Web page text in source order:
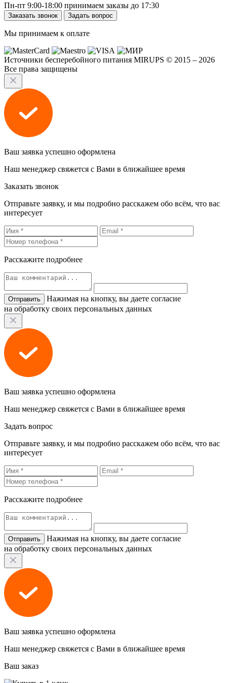
Пн-пт 9:00-18:00 принимаем заказы до 17:30
Заказать звонок Задать вопрос
Мы принимаем к оплате
Источники бесперебойного питания MIRUPS © 2015 – 2026
Все права защищены
Ваш заявка успешно оформлена
Наш менеджер свяжется с Вами в ближайшее время
Заказать звонок
Отправьте заявку, и мы подробно расскажем обо всём, что вас
интересует
Расскажите подробнее
Нажимая на кнопку, вы даете согласие
на обработку своих персональных данных
Ваш заявка успешно оформлена
Наш менеджер свяжется с Вами в ближайшее время
Задать вопрос
Отправьте заявку, и мы подробно расскажем обо всём, что вас
интересует
Расскажите подробнее
Нажимая на кнопку, вы даете согласие
на обработку своих персональных данных
Ваш заявка успешно оформлена
Наш менеджер свяжется с Вами в ближайшее время
Ваш заказ